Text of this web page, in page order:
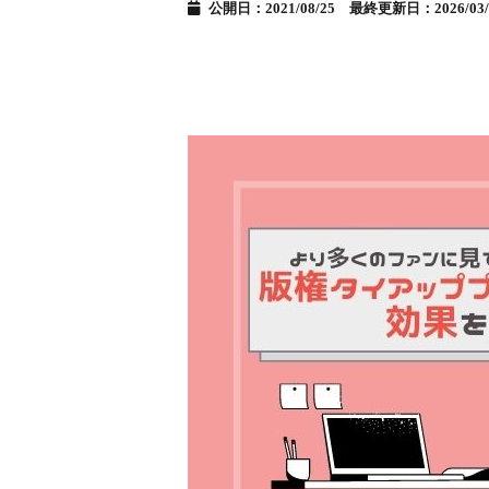
公開日：2021/08/25 最終更新日：2026/